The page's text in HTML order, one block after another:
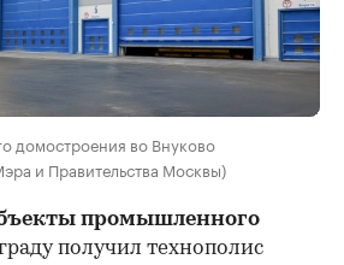
домостроения во Внуково
и Правительства Москвы)
промышленного
получил технополис